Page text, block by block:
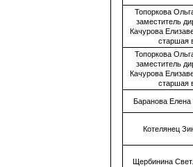
Топоркова
заместитель
Качурова
старшая
Топоркова
заместитель
Качурова
старшая
Баранова
Котелянец
Щербинина